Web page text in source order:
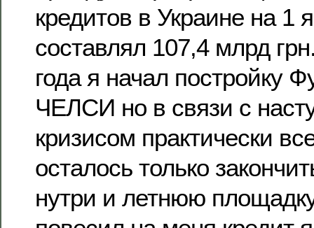
кредитов в Украине на 1
составлял 107,4 млрд
года я начал постройку
ЧЕЛСИ но в связи с
кризисом практически
осталось только
нутри и летнюю